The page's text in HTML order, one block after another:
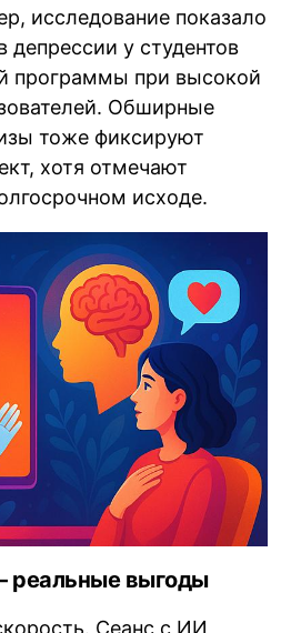
исследование показало
у студентов
программы при высокой
Обширные
тоже фиксируют
хотя отмечают
исходе.
реальные выгоды
Сеанс с ИИ